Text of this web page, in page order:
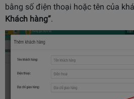
bằng số điện thoại hoặc tên của
Khách hàng”.